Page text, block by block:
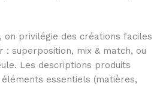
on privilégie des créations faciles
superposition, mix & match, ou
Les descriptions produits
essentiels (matières,